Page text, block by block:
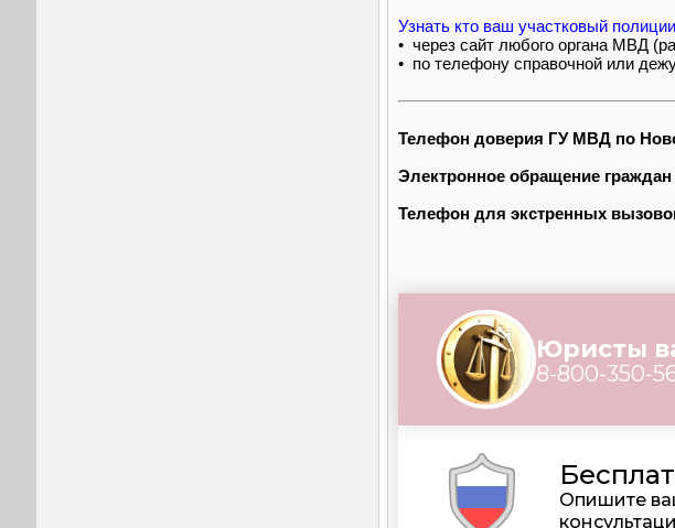
Узнать кто ваш участковый
• через сайт любого органа МВД
• по телефону справочной или
Телефон доверия ГУ МВД по
Электронное обращение
Телефон для экстренных